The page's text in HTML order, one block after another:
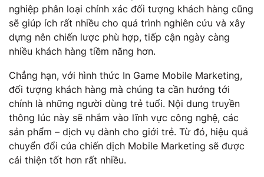
nghiệp phân loại chính xác đối tượng khách hàng cũng
sẽ giúp ích rất nhiều cho quá trình nghiên cứu và xây
dựng nên chiến lược phù hợp, tiếp cận ngày càng
nhiều khách hàng tiềm năng hơn.
Chẳng hạn, với hình thức In Game Mobile Marketing,
đối tượng khách hàng mà chúng ta cần hướng tới
chính là những người dùng trẻ tuổi. Nội dung truyền
thông lúc này sẽ nhắm vào lĩnh vực công nghệ, các
sản phẩm – dịch vụ dành cho giới trẻ. Từ đó, hiệu quả
chuyển đổi của chiến dịch Mobile Marketing sẽ được
cải thiện tốt hơn rất nhiều.